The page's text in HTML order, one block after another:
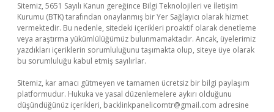
Sitemiz, 5651 Sayılı Kanun gereğince Bilgi Teknolojileri ve İletişim
Kurumu (BTK) tarafından onaylanmış bir Yer Sağlayıcı olarak hizmet
vermektedir. Bu nedenle, sitedeki içerikleri proaktif olarak denetleme
veya araştırma yükümlülüğümüz bulunmamaktadır. Ancak, üyelerimiz
yazdıkları içeriklerin sorumluluğunu taşımakta olup, siteye üye olarak
bu sorumluluğu kabul etmiş sayılırlar.
Sitemiz, kar amacı gütmeyen ve tamamen ücretsiz bir bilgi paylaşım
platformudur. Hukuka ve yasal düzenlemelere aykırı olduğunu
düşündüğünüz içerikleri, backlinkpanelicomtr@gmail.com adresine